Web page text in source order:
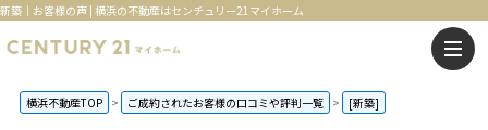
新築｜お客様の声 | 横浜の不動産はセンチュリー21マイホーム
横浜不動産TOP ご成約されたお客様の口コミや評判一覧 [新築]